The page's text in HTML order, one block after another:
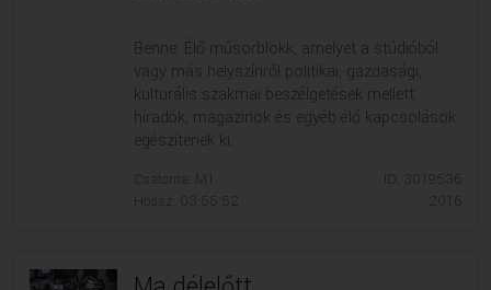
Benne: Élő műsorblokk, amelyet a stúdióból
vagy más helyszínről politikai, gazdasági,
kulturális szakmai beszélgetések mellett
híradók, magazinok és egyéb élő kapcsolások
egészítenek ki.
Csatorna: M1
Hossz: 03:55:52